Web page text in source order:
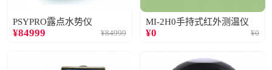
PSYPRO露点水势仪
¥84999 ¥84999
MI-2H0手持式红外测温仪
¥0 ¥0